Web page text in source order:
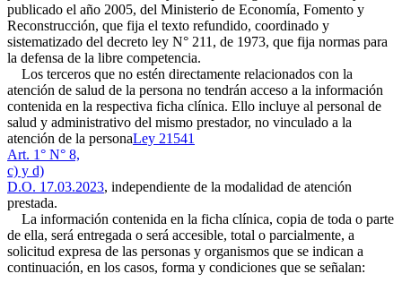
publicado el año 2005, del Ministerio de Economía, Fomento y
Reconstrucción, que fija el texto refundido, coordinado y
sistematizado del decreto ley N° 211, de 1973, que fija normas para
la defensa de la libre competencia.
Los terceros que no estén directamente relacionados con la
atención de salud de la persona no tendrán acceso a la información
contenida en la respectiva ficha clínica. Ello incluye al personal de
salud y administrativo del mismo prestador, no vinculado a la
atención de la personaLey 21541
Art. 1° N° 8,
c) y d)
D.O. 17.03.2023, independiente de la modalidad de atención
prestada.
La información contenida en la ficha clínica, copia de toda o parte
de ella, será entregada o será accesible, total o parcialmente, a
solicitud expresa de las personas y organismos que se indican a
continuación, en los casos, forma y condiciones que se señalan: